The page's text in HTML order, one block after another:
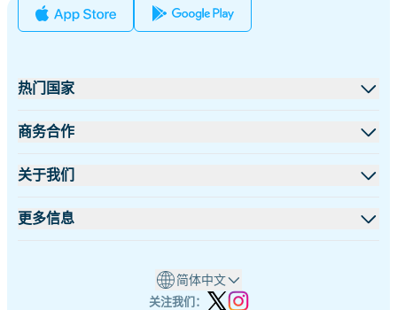
热门国家
美国
法国
商务合作
批发平台
关于我们
关于 iRoamly
更多信息
简体中文
关注我们：